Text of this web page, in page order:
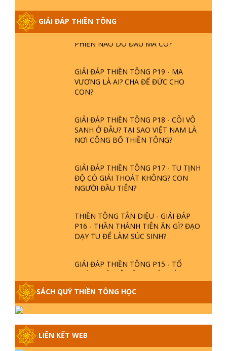
GIẢI ĐÁP THIỀN TÔNG
GIẢI ĐÁP THIỀN TÔNG ĐẶC BIỆT
PHẦN 20 - BÁC NGUYỄN NHÂN LÀ AI?
PHIỀN NÃO DO ĐÂU MÀ CÓ?
GIẢI ĐÁP THIỀN TÔNG P19 - MA
VƯƠNG LÀ AI? CHA ĐỂ ĐỨC CHO
CON?
GIẢI ĐÁP THIỀN TÔNG P18 - CÕI VÔ
SANH Ở ĐÂU? TẠI SAO VIỆT NAM LÀ
NƠI CÔNG BỐ THIỀN TÔNG?
GIẢI ĐÁP THIỀN TÔNG P17 - TU TỊNH
ĐỘ CÓ GIẢI THOÁT KHÔNG? CON
NGƯỜI ĐẦU TIÊN?
THIỀN TÔNG TÂN DIỆU - GIẢI ĐÁP
P16 - THẦN THÁNH TIÊN ĂN GÌ? ĐẠO
DẠY TU ĐỂ LÀM SÚC SINH?
GIẢI ĐÁP THIỀN TÔNG P15 - TỔ
CHỨC LOÀI CÔ HỒN - GIÁO LÝ ĐẠO
PHẬT KHI NÀO XUẤT BẢN
ĐÂU
SÁCH QUÝ THIỀN TÔNG HỌC
LIÊN KẾT WEB